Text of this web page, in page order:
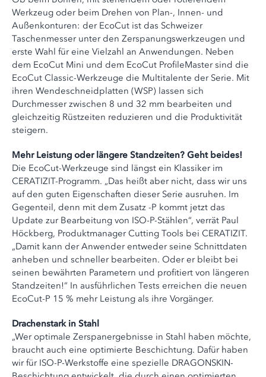
Werkzeug oder beim Drehen von Plan-, Innen- und
Außenkonturen: der EcoCut ist das Schweizer
Taschenmesser unter den Zerspanungswerkzeugen und
erste Wahl für eine Vielzahl an Anwendungen. Neben
dem EcoCut Mini und dem EcoCut ProfileMaster sind die
EcoCut Classic-Werkzeuge die Multitalente der Serie. Mit
ihren Wendeschneidplatten (WSP) lassen sich
Durchmesser zwischen 8 und 32 mm bearbeiten und
gleichzeitig Rüstzeiten reduzieren und die Produktivität
steigern.
Mehr Leistung oder längere Standzeiten? Geht beides!
Die EcoCut-Werkzeuge sind längst ein Klassiker im
CERATIZIT-Programm. „Das heißt aber nicht, dass wir uns
auf den guten Eigenschaften dieser Serie ausruhen. Im
Gegenteil, denn mit dem Zusatz -P kommt jetzt das
Update zur Bearbeitung von ISO-P-Stählen“, verrät Paul
Höckberg, Produktmanager Cutting Tools bei CERATIZIT.
„Damit kann der Anwender entweder seine Schnittdaten
anheben und schneller bearbeiten. Oder er bleibt bei
seinen bewährten Parametern und profitiert von längeren
Standzeiten!“ In ausführlichen Tests erreichen die neuen
EcoCut-P 15 % mehr Leistung als ihre Vorgänger.
Drachenstark in Stahl
„Wer optimale Zerspanergebnisse in Stahl haben möchte,
braucht auch eine optimierte Beschichtung. Dafür haben
wir für ISO-P-Werkstoffe eine spezielle DRAGONSKIN-